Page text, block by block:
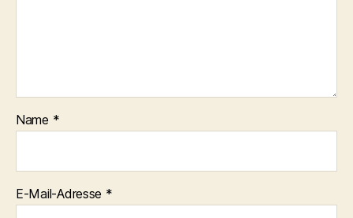
Name *
E-Mail-Adresse *